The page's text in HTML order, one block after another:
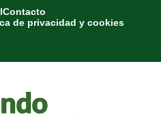
Contacto
de privacidad y cookies